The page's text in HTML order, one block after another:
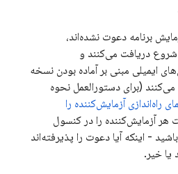
برنامه دعوت نشده‌اند،
شروع دریافت می‌کنند و
ایمیلی مبنی بر آماده بودن نسخه
(برای دستورالعمل نحوه
راه‌اندازی آزمایش‌کننده را
هر آزمایش‌کننده را در کنسول
- اینکه آیا دعوت را پذیرفته‌اند
یا خیر.